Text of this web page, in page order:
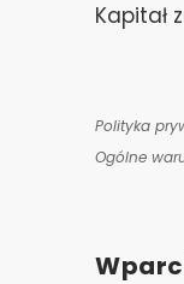
Kapitał
Polityka
Ogólne